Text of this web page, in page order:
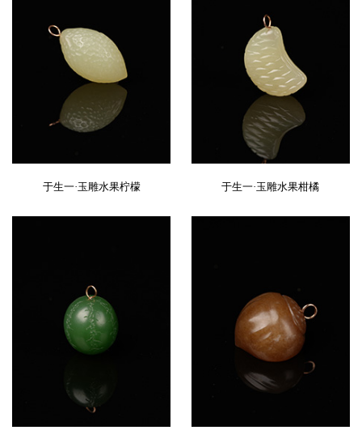
于生一·玉雕水果柠檬 于生一·玉雕水果柑橘